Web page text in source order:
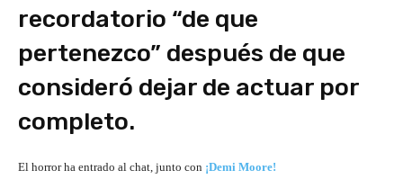
recordatorio “de que
pertenezco” después de que
consideró dejar de actuar por
completo.
El horror ha entrado al chat, junto con ¡Demi Moore!